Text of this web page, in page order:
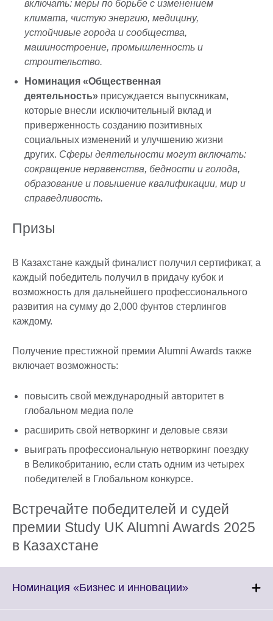
включать: меры по борьбе с изменением
климата, чистую энергию, медицину,
устойчивые города и сообщества,
машиностроение, промышленность и
строительство.
Номинация «Общественная
деятельность» присуждается выпускникам,
которые внесли исключительный вклад и
приверженность созданию позитивных
социальных изменений и улучшению жизни
других. Сферы деятельности могут включать:
сокращение неравенства, бедности и голода,
образование и повышение квалификации, мир и
справедливость.
Призы
В Казахстане каждый финалист получил сертификат, а
каждый победитель получил в придачу кубок и
возможность для дальнейшего профессионального
развития на сумму до 2,000 фунтов стерлингов
каждому.
Получение престижной премии Alumni Awards также
включает возможность:
повысить свой международный авторитет в
глобальном медиа поле
расширить свой нетворкинг и деловые связи
выиграть профессиональную нетворкинг поездку
в Великобританию, если стать одним из четырех
победителей в Глобальном конкурсе.
Встречайте победителей и судей
премии Study UK Alumni Awards 2025
в Казахстане
Номинация «Бизнес и инновации»Click